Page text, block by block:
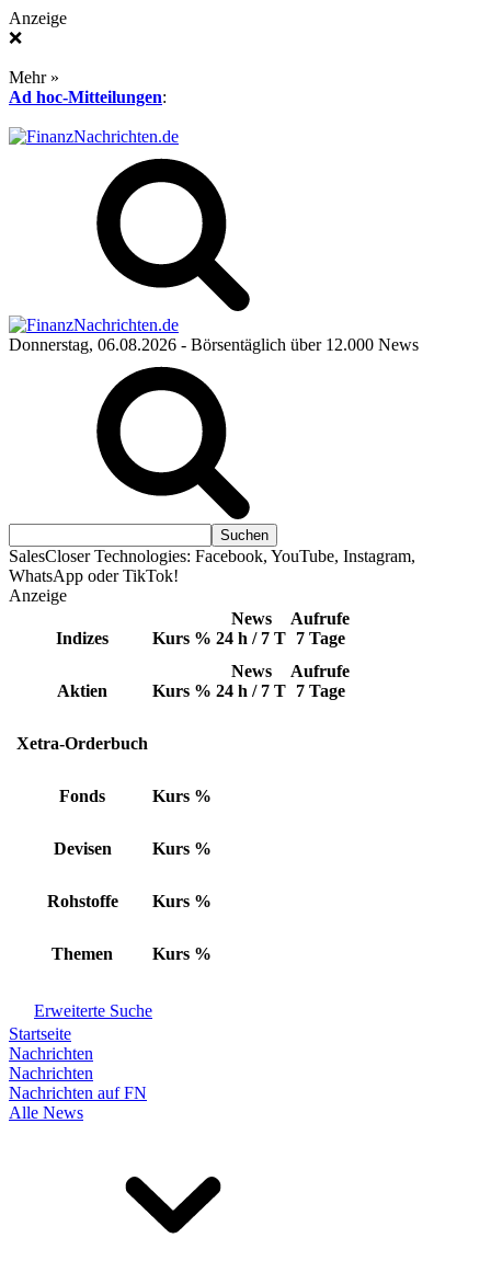
Anzeige
❌
Mehr »
Ad hoc-Mitteilungen:
Donnerstag, 06.08.2026 - Börsentäglich über 12.000 News
SalesCloser Technologies: Facebook, YouTube, Instagram,
WhatsApp oder TikTok!
Anzeige
Indizes Kurs %
News
24 h / 7 T
Aufrufe
7 Tage
Aktien Kurs %
News
24 h / 7 T
Aufrufe
7 Tage
Xetra-Orderbuch
Fonds Kurs %
Devisen Kurs %
Rohstoffe Kurs %
Themen Kurs %
Erweiterte Suche
Startseite
Nachrichten
Nachrichten
Nachrichten auf FN
Alle News